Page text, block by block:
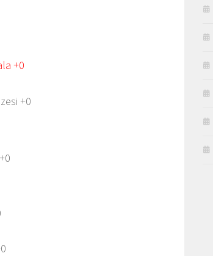
+0
+0